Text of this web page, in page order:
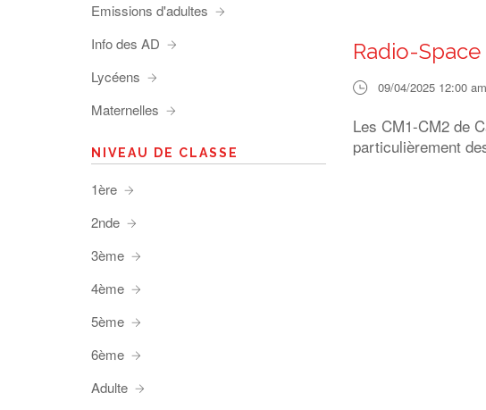
Radio-Space
09/04/2025 12:00 am
Les CM1-CM2 de
particulièrement
Emissions d'adultes
Info des AD
Lycéens
Maternelles
NIVEAU DE CLASSE
1ère
2nde
3ème
4ème
5ème
6ème
Adulte